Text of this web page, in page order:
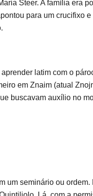
Steer. A família era
para um crucifixo
latim com o
em Znaim (atual
buscavam auxílio no
um seminário ou ordem.